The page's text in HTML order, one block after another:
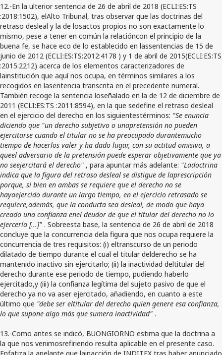
12.-En la ulterior sentencia de 26 de abril de 2018 (ECLI:ES:TS
:2018:1502), elAlto Tribunal, tras observar que las doctrinas del
retraso desleal y la de losactos propios no son exactamente lo
mismo, pese a tener en común la relacióncon el principio de la
buena fe, se hace eco de lo establecido en lassentencias de 15 de
junio de 2012 (ECLI:ES:TS:2012:4178 ) y 1 de abril de 2015(ECLI:ES:TS
:2015:2212) acerca de los elementos caracterizadores de
lainstitución que aquí nos ocupa, en términos similares a los
recogidos en lasentencia transcrita en el precedente numeral.
También recoge la sentencia loseñalado en la de 12 de diciembre de
2011 (ECLI:ES:TS :2011:8594), en la que sedefine el retraso desleal
en el ejercicio del derecho en los siguientestérminos: "Se enuncia
diciendo que "un derecho subjetivo o unapretensión no pueden
ejercitarse cuando el titular no se ha preocupado durantemucho
tiempo de hacerlos valer y ha dado lugar, con su actitud omisiva, a
queel adversario de la pretensión puede esperar objetivamente que ya
no seejercitará el derecho" , para apuntar más adelante: "Ladoctrina
indica que la figura del retraso desleal se distigue de laprescripción
porque, si bien en ambas se requiere que el derecho no se
hayaejercido durante un largo tiempo, en el ejercicio retrasado se
requiere,además, que la conducta sea desleal, de modo que haya
creado una confianza enel deudor de que el titular del derecho no lo
ejercería [...]" . Sobreesta base, la sentencia de 26 de abril de 2018
concluye que la concurrencia dela figura que nos ocupa requiere la
concurrencia de tres requisitos: (i) eltranscurso de un periodo
dilatado de tiempo durante el cual el titular delderecho se ha
mantenido inactivo sin ejercitarlo; (ii) la inactividad deltitular del
derecho durante ese periodo de tiempo, pudiendo haberlo
ejercitado,y (iii) la confianza legítima del sujeto pasivo de que el
derecho ya no va aser ejercitado, añadiendo, en cuanto a este
último que "debe ser eltitular del derecho quien genere esa confianza,
lo que supone algo más que sumera inactividad" .
13.-Como antes se indicó, BUONGIORNO estima que la doctrina a
la que nos venimosrefiriendo resulta aplicable en el presente caso.
Enfatiza la apelante que lainacción de INDITEX tras haber anunciado